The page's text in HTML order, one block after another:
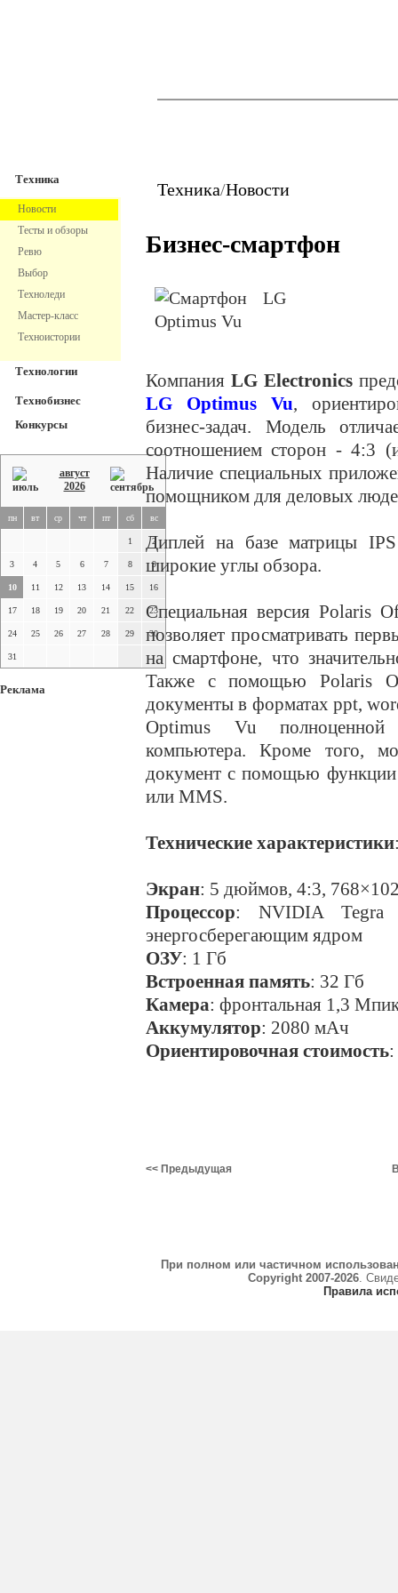
Техника
Новости
Тесты и обзоры
Ревю
Выбор
Техноледи
Мастер-класс
Техноистории
Технологии
Технобизнес
Конкурсы
август
2026
пн вт ср чт пт сб вс
1 2
3 4 5 6 7 8 9
10 11 12 13 14 15 16
17 18 19 20 21 22 23
24 25 26 27 28 29 30
31
Реклама
Техника/Новости
Бизнес-смартфон
Компания LG Electronics
LG Optimus Vu,
бизнес-задач. Модель
соотношением сторон - 4:3
Наличие специальных
помощником для деловых
Диплей на базе матрицы IPS
широкие углы обзора.
Специальная версия Polaris
позволяет просматривать
на смартфоне, что
Также с помощью Polaris
документы в форматах ppt,
Optimus Vu полноценной
компьютера. Кроме того,
документ с помощью функции
или MMS.
Технические характеристики
Экран: 5 дюймов, 4:3,
Процессор: NVIDIA Tegra
энергосберегающим ядром
ОЗУ: 1 Гб
Встроенная память: 32 Гб
Камера: фронтальная 1,3
Аккумулятор: 2080 мАч
Ориентировочная стоимость
<< Предыдущая
При полном или частичном
Copyright 2007-2026.
Правила